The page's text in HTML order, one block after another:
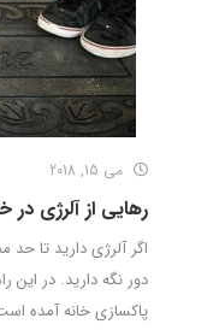
می 15, 2018
رهایی از آلرژی در
اگر آلرژی دارید تا حد
دور نگه دارید. در این
پاکسازی خانه آمده